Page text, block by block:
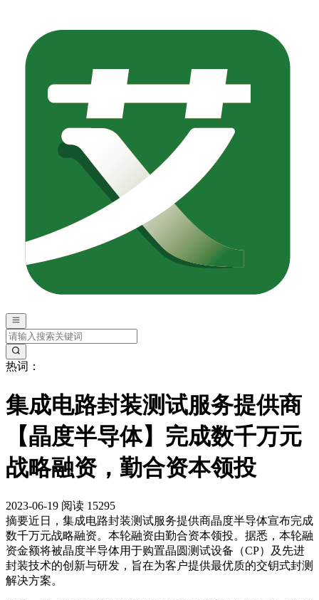
热词：
集成电路封装测试服务提供商
【晶度半导体】完成数千万元
战略融资，勤合资本领投
2023-06-19 阅读 15295
摘要近日，集成电路封装测试服务提供商晶度半导体宣布完成
数千万元战略融资。本轮融资由勤合资本领投。据悉，本轮融
资金额将被晶度半导体用于购置晶圆测试设备（CP）及先进
封装技术的创新与研发，旨在为客户提供最优质的交钥式封测
解决方案。